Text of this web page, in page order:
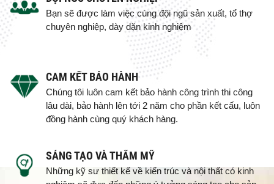
Bạn sẽ được làm việc cùng đội ngũ sản xuất, tổ thợ
chuyên nghiệp, dày dặn kinh nghiệm
CAM KẾT BẢO HÀNH
Chúng tôi luôn cam kết bảo hành công trình thi công
lâu dài, bảo hành lên tới 2 năm cho phần kết cấu, luôn
đồng hành cùng quý khách hàng.
SÁNG TẠO VÀ THẨM MỸ
Những kỹ sư thiết kế về kiến trúc và nội thất có kinh